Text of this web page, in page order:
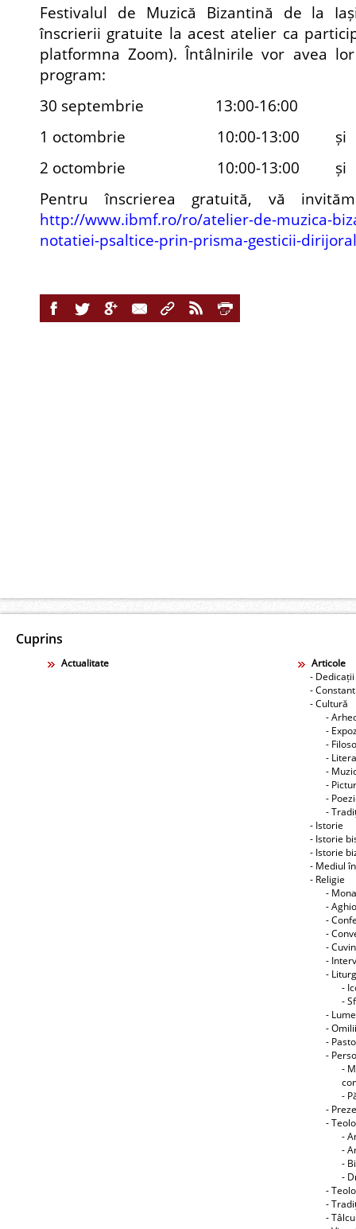
Festivalul de Muzică Bizantină de la
înscrierii gratuite la acest atelier ca
platformna Zoom). Întâlnirile vor avea
program:
30 septembrie 13:00-16:00
1 octombrie 10:00-13:00 și
2 octombrie 10:00-13:00 și
Pentru înscrierea gratuită, vă
http://www.ibmf.ro/ro/atelier-de-muzica-
notatiei-psaltice-prin-prisma-gesticii-
Cuprins
Actualitate
Articole
- Dedicații
-
- Cultură
-
-
-
-
-
-
-
-
- Istorie
- Istorie
- Istorie
- Mediul
- Religie
-
-
-
-
-
-
-
-
-
-
- Omilii
-
-
-
-
-
-
-
-
-
-
-
-
-